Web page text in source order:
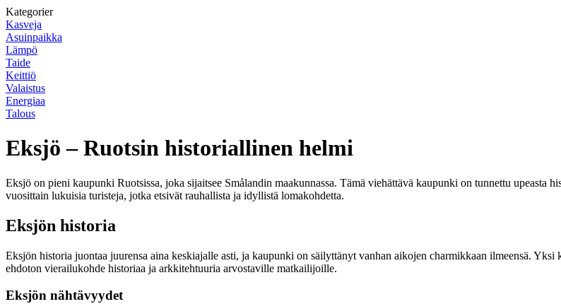
Kategorier
Kasveja
Asuinpaikka
Lämpö
Taide
Keittiö
Valaistus
Energiaa
Talous
Eksjö – Ruotsin historiallinen helmi
Eksjö on pieni kaupunki Ruotsissa, joka sijaitsee Smålandin maakunnassa. Tämä viehättävä kaupunki on tunnettu upeasta
vuosittain lukuisia turisteja, jotka etsivät rauhallista ja idyllistä lomakohdetta.
Eksjön historia
Eksjön historia juontaa juurensa aina keskiajalle asti, ja kaupunki on säilyttänyt vanhan aikojen charmikkaan ilmeensä.
ehdoton vierailukohde historiaa ja arkkitehtuuria arvostaville matkailijoille.
Eksjön nähtävyydet